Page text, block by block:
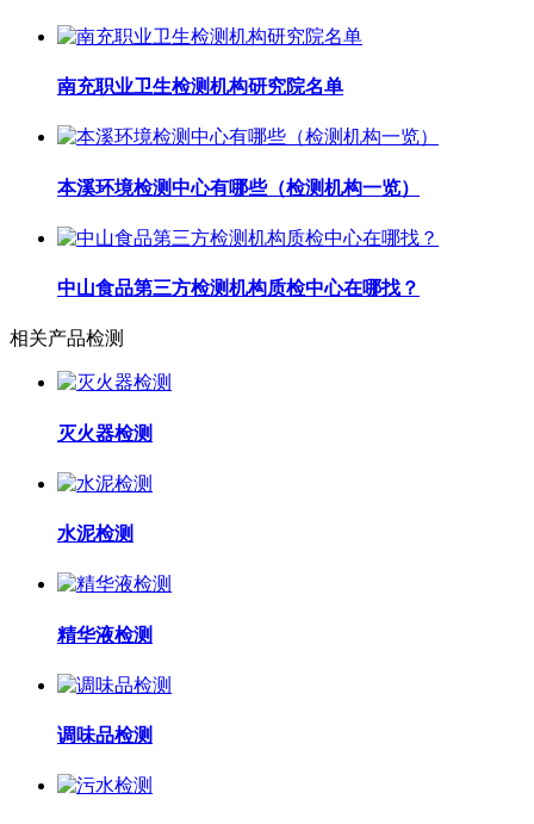
南充职业卫生检测机构研究院名单
本溪环境检测中心有哪些（检测机构一览）
中山食品第三方检测机构质检中心在哪找？
相关产品检测
灭火器检测
水泥检测
精华液检测
调味品检测